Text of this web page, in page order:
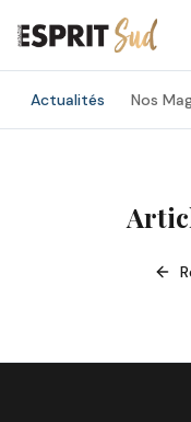
Actualités Nos